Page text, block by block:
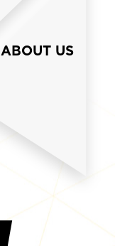
ABOUT US